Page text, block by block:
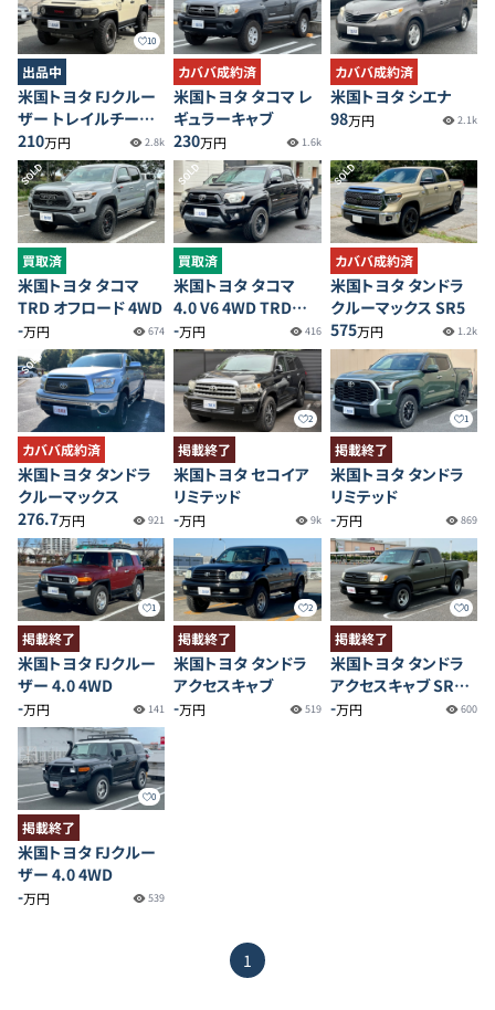
10
出品中
米国トヨタ FJクルー
ザー トレイルチーム
スペシャルエディショ
ン
210万円 2.8k
カババ成約済
米国トヨタ タコマ レ
ギュラーキャブ
230万円 1.6k
カババ成約済
米国トヨタ シエナ
98万円 2.1k
SOLD
買取済
米国トヨタ タコマ
TRD オフロード 4WD
-万円 674
SOLD
買取済
米国トヨタ タコマ
4.0 V6 4WD TRDス
ポーツ
-万円 416
SOLD
カババ成約済
米国トヨタ タンドラ
クルーマックス SR5
575万円 1.2k
SOLD
カババ成約済
米国トヨタ タンドラ
クルーマックス
276.7万円 921
2
掲載終了
米国トヨタ セコイア
リミテッド
-万円 9k
1
掲載終了
米国トヨタ タンドラ
リミテッド
-万円 869
1
掲載終了
米国トヨタ FJクルー
ザー 4.0 4WD
-万円 141
2
掲載終了
米国トヨタ タンドラ
アクセスキャブ
-万円 519
0
掲載終了
米国トヨタ タンドラ
アクセスキャブ SR5
4.7 V8
-万円 600
0
掲載終了
米国トヨタ FJクルー
ザー 4.0 4WD
-万円 539
1